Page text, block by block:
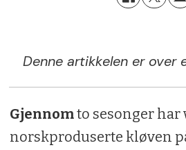
Denne artikkelen er over
Gjennomto sesonger har
norskproduserte kløven